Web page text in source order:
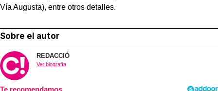
Vía Augusta), entre otros detalles.
Sobre el autor
REDACCIÓ
Ver biografía